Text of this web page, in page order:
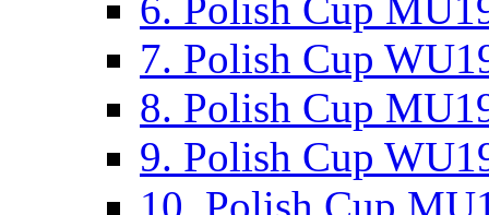
7. Polish Cup
8. Polish Cup
9. Polish Cup
10. Polish Cup